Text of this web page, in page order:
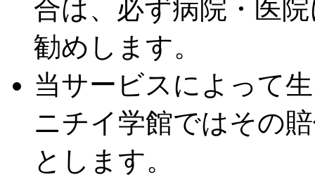
合は、必ず病院・医
勧めします。
当サービスによって
ニチイ学館ではその
とします。